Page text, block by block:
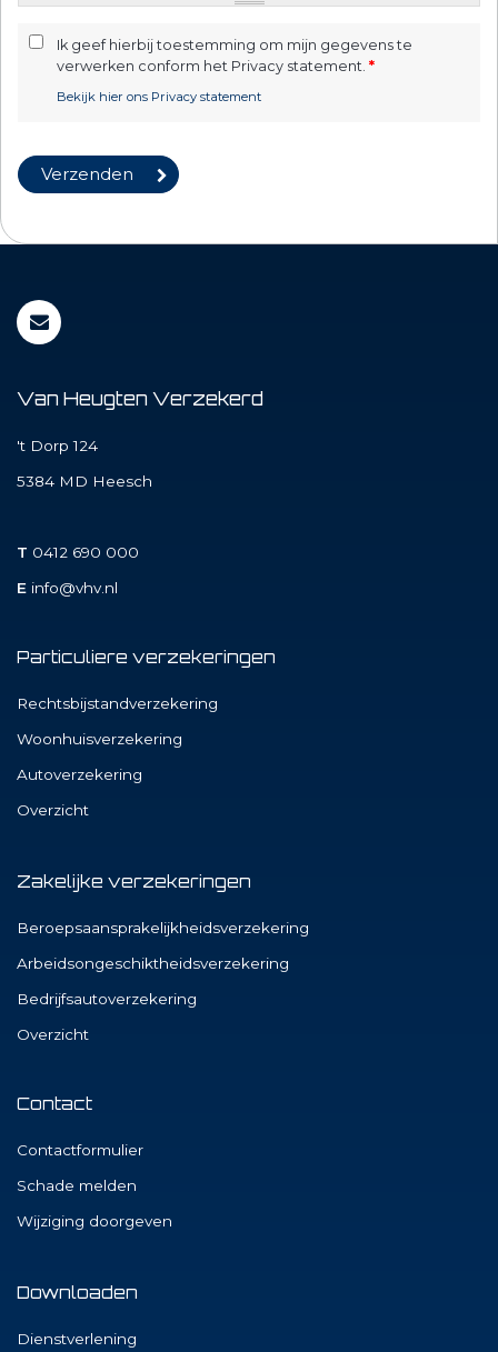
Ik geef hierbij toestemming om mijn gegevens te
verwerken conform het Privacy statement. *
Bekijk hier ons Privacy statement
Van Heugten Verzekerd
't Dorp 124
5384 MD Heesch
T 0412 690 000
E info@vhv.nl
Particuliere verzekeringen
Rechtsbijstandverzekering
Woonhuisverzekering
Autoverzekering
Overzicht
Zakelijke verzekeringen
Beroepsaansprakelijkheidsverzekering
Arbeidsongeschiktheidsverzekering
Bedrijfsautoverzekering
Overzicht
Contact
Contactformulier
Schade melden
Wijziging doorgeven
Downloaden
Dienstverlening